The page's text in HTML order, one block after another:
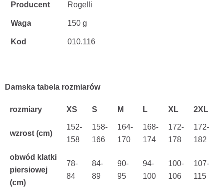
Producent Rogelli
Waga 150 g
Kod 010.116
Damska tabela rozmiarów
rozmiary XS S M L XL 2XL
wzrost (cm)
152-
158
158-
166
164-
170
168-
174
172-
178
172-
182
obwód klatki
piersiowej
(cm)
78-
84
84-
89
90-
95
94-
100
100-
106
107-
115